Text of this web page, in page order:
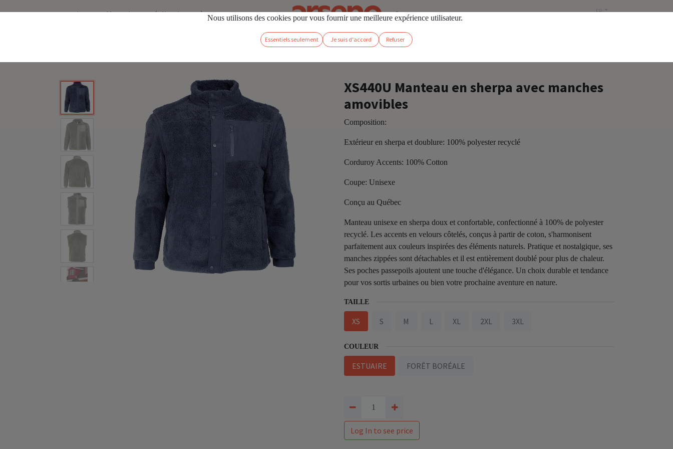
Se connecter FR
services Magasin réalisations à propos
XS440U Manteau en sherpa avec manches amovibles
XS440U Manteau en sherpa avec manches
amovibles
Composition:
Extérieur en sherpa et doublure: 100% polyester recyclé
Corduroy Accents: 100% Cotton
Coupe: Unisexe
Conçu au Québec
Manteau unisexe en sherpa doux et confortable, confectionné à 100% de polyester
recyclé. Les accents en velours côtelés, conçus à partir de coton, s'harmonisent
parfaitement aux couleurs inspirées des éléments naturels. Pratique et nostalgique, ses
manches zippées sont détachables et il est entièrement doublé pour plus de chaleur.
Ses poches passepoils ajoutent une touche d'élégance. Un choix durable et tendance
pour vos sortis urbaines ou bien votre prochaine aventure en nature.
TAILLE
XS S M L XL 2XL 3XL
COULEUR
ESTUAIRE FORÊT BORÉALE
Log In to see price
Nous utilisons des cookies pour vous fournir une meilleure expérience utilisateur.
Essentiels seulement Je suis d'accord Refuser